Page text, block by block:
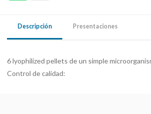
Descripción Presentaciones
6 lyophilized pellets de un simple
Control de calidad: